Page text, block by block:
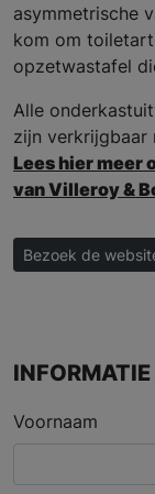
asymmetrische
kom om
opzetwastafel
Alle
zijn verkrijgbaar
Lees hier meer
van Villeroy &
Bezoek de
INFORMATIE
Voornaam